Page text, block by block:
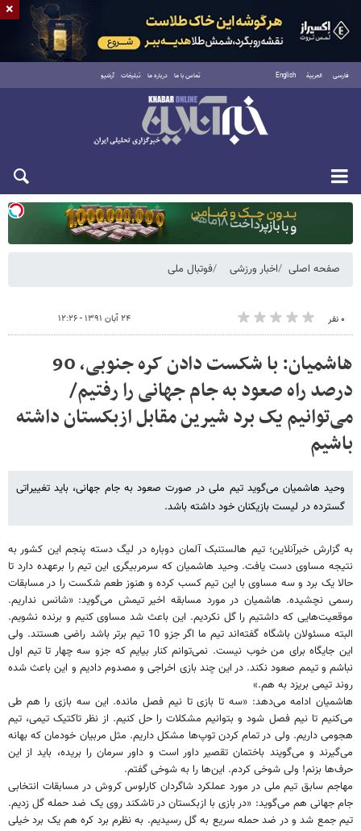
فارسی العربية English تماس با ما درباره ما تبلیغات آرشیو
دوشنبه ۱۹ مرداد ۱۴۰۵
صفحه اصلی اخبار ورزشی فوتبال ملی
۰ نفر ۲۴ آبان ۱۳۹۱ - ۱۲:۲۶
هاشمیان: با شکست دادن کره جنوبی، 90
درصد راه صعود به جام جهانی را رفتیم/
می‌توانیم یک برد شیرین مقابل ازبکستان داشته
باشیم
وحید هاشمیان می‌گوید تیم ملی در صورت صعود به جام جهانی، باید تغییراتی
گسترده در لیست بازیکنان خود داشته باشد.
به گزارش خبرآنلاین؛ تیم هالستنبک آلمان دوباره در لیگ دسته پنجم این کشور به
نتیجه مساوی دست یافت. وحید هاشمیان که سرمربیگری این تیم را برعهده دارد تا
حالا یک برد و سه مساوی با این تیم کسب کرده و هنوز طعم شکست را در مسابقات
رسمی نچشیده. هاشمیان در مورد مسابقه اخیر تیمش می‌گوید: «شانس نداریم.
موقعیت‌هایی که داشتیم را گل نکردیم. این باعث شد مساوی کنیم و برنده نشویم.
البته مسئولان باشگاه گفته‌اند تیم ما اگر جزو 10 تیم برتر باشد راضی هستند. ولی
این جایگاه برای من خوب نیست. نمی‌توانم کنار بیایم که جزو سه چهار تا تیم اول
نباشم و تیمم صعود نکند. در این چند بازی اخراجی و مصدوم دادیم و این باعث شده
روند تیمی بریزد به هم.»
هاشمیان ادامه می‌دهد: «سه تا بازی تا نیم فصل مانده. این سه بازی را هم طی
می‌کنیم تا نیم فصل شود و بتوانیم مشکلات را حل کنیم. از نظر تاکتیک تیمی، تیم
هجومی داریم. ولی در تمام کردن توپ‌ها مشکل داریم. مثل مربیان خودمان که بهانه
می‌گیرند و می‌گویند باختمان تقصیر داور است و داور سرمان را بریده، باید از این
حرف‌ها بزنم! ولی شوخی کردم. این‌ها را به شوخی گفتم.
مهاجم سابق تیم ملی در مورد عملکرد شاگردان کارلوس کروش در مسابقات انتخابی
جام جهانی هم می‌گوید: «در بازی با ازبکستان در تاشکند روی یک ضد حمله گل زدیم.
تیم جمع شد و در ضد حمله سریع به گل رسیدیم. به نظرم برد کره هم یک برد خیلی
×